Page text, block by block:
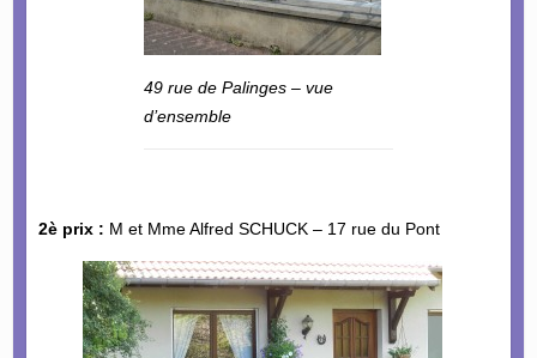
49 rue de Palinges – vue
d’ensemble
2è prix : M et Mme Alfred SCHUCK – 17 rue du Pont